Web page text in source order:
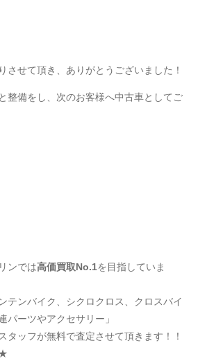
させて頂き、ありがとうございました！
整備をし、次のお客様へ中古車としてご
ンでは高価買取No.1を目指していま
テンバイク、シクロクロス、クロスバイ
パーツやアクセサリー」
タッフが無料で査定させて頂きます！！